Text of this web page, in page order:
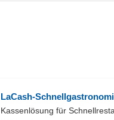
LaCash-
Kassenlösung für